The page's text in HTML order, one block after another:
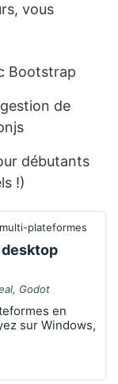
vous
Bootstrap
de
débutants
!)
desktop
Godot
en
sur Windows,